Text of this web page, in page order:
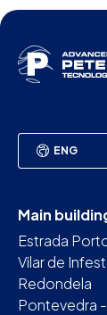
ENG
Main
Estrada
Vilar de
Redondela
Pontevedra